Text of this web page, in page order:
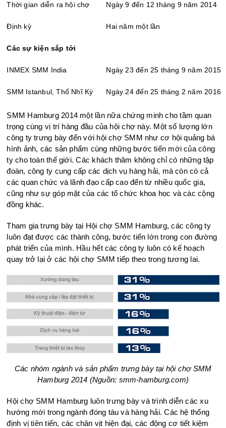
Thời gian diễn ra hội chợ Ngày 9 đến 12 tháng 9 năm 2014
Định kỳ Hai năm một lần
Các sự kiện sắp tới
INMEX SMM India Ngày 23 đến 25 tháng 9 năm 2015
SMM Istanbul, Thổ Nhĩ Kỳ Ngày 24 đến 25 tháng 2 năm 2016
SMM Hamburg 2014 một lần nữa chứng minh cho tầm quan
trọng cùng vị trí hàng đầu của hội chợ này. Một số lượng lớn
công ty trưng bày đến với hội chợ SMM như cơ hội quảng bá
hình ảnh, các sản phẩm cùng những bước tiến mới của công
ty cho toàn thế giới. Các khách thăm không chỉ có những tập
đoàn, công ty cung cấp các dịch vụ hàng hải, mà còn có cả
các quan chức và lãnh đạo cấp cao đến từ nhiều quốc gia,
cũng như sự góp mặt của các tổ chức khoa học và các cộng
đồng khác.
Tham gia trưng bày tại Hội chợ SMM Hamburg, các công ty
luôn đạt được các thành công, bước tiến lớn trong con đường
phát triển của mình. Hầu hết các công ty luôn có kế hoạch
quay trở lại ở các hội chợ SMM tiếp theo trong tương lai.
Các nhóm ngành và sản phẩm trưng bày tại hội chợ SMM
Hamburg 2014 (Nguồn: smm-hamburg.com)
Hội chợ SMM Hamburg luôn trưng bày và trình diễn các xu
hướng mới trong ngành đóng tàu và hàng hải. Các hệ thống
định vị tiên tiến, các chân vịt hiện đại, các động cơ tiết kiệm